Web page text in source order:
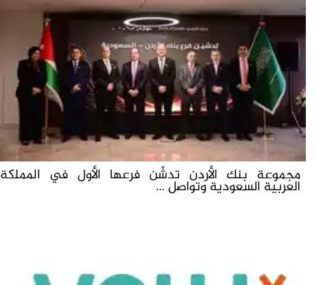
مجموعة بنك الأردن تدشّن فرعها الأول في المملكة
العربية السعودية وتواصل ...